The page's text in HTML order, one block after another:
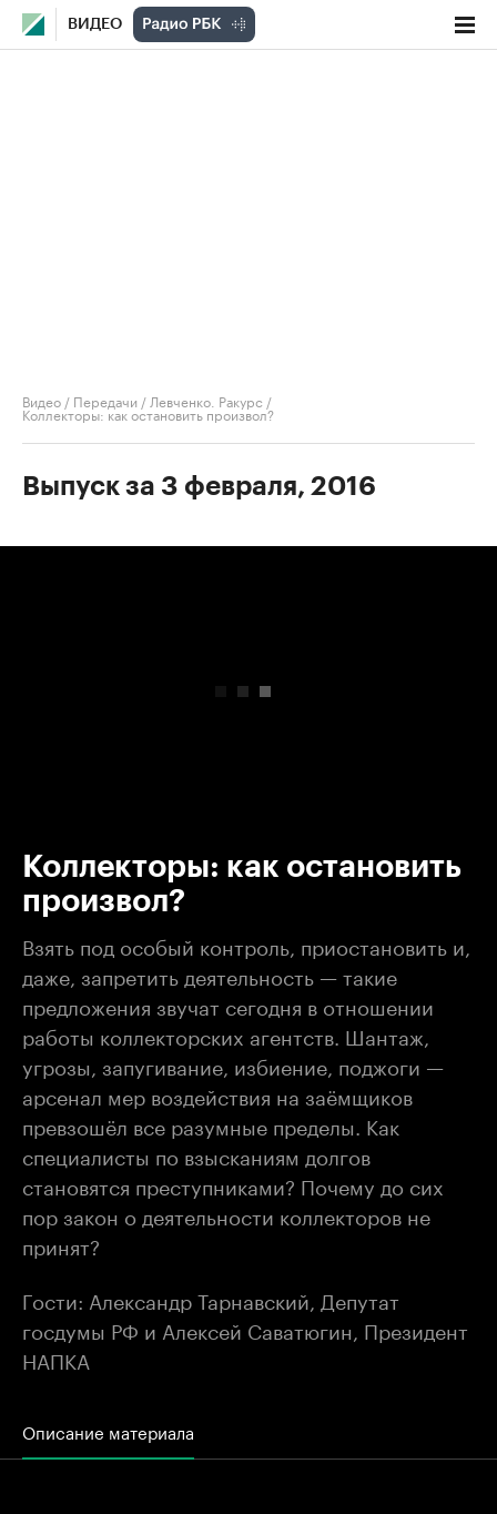
ВИДЕО
Видео / Передачи / Левченко. Ракурс /
Коллекторы: как остановить произвол?
Выпуск за 3 февраля, 2016
Коллекторы: как остановить
произвол?
Взять под особый контроль, приостановить и,
даже, запретить деятельность — такие
предложения звучат сегодня в отношении
работы коллекторских агентств. Шантаж,
угрозы, запугивание, избиение, поджоги —
арсенал мер воздействия на заёмщиков
превзошёл все разумные пределы. Как
специалисты по взысканиям долгов
становятся преступниками? Почему до сих
пор закон о деятельности коллекторов не
принят?
Гости: Александр Тарнавский, Депутат
госдумы РФ и Алексей Саватюгин, Президент
НАПКА
Описание материала